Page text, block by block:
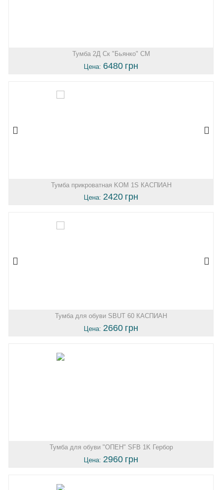
Тумба 2Д Ск "Бьянко" СМ
Цена: 6480 грн
Тумба прикроватная KOM 1S КАСПИАН
Цена: 2420 грн
Тумба для обуви SBUT 60 КАСПИАН
Цена: 2660 грн
Тумба для обуви "ОПЕН" SFB 1K Гербор
Цена: 2960 грн